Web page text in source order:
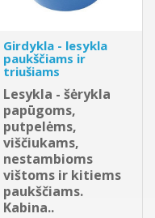
Girdykla - lesykla
paukščiams ir
triušiams
Lesykla - šėrykla
papūgoms,
putpelėms,
viščiukams,
nestambioms
vištoms ir kitiems
paukščiams.
Kabina..